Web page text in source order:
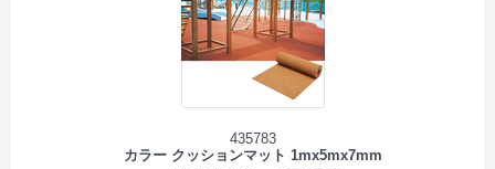
435783
カラー クッションマット 1mx5mx7mm